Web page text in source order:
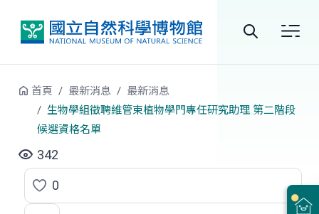
搜
首頁 最新消息
最新消息
生物學組徵聘維管束植物學門專任研究助理 第二階段
候選資格名單
342
點
0